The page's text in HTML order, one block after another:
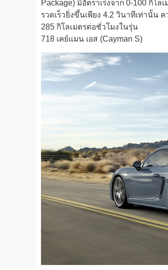
Package) มีอัตราเร่งจาก 0-100 กิโล
รวดเร็วยิ่งขึ้นเพียง 4.2 วินาทีเท่านั้น
285 กิโลเมตรต่อชั่วโมงในรุ่น
718 เคย์แมน เอส (Cayman S)